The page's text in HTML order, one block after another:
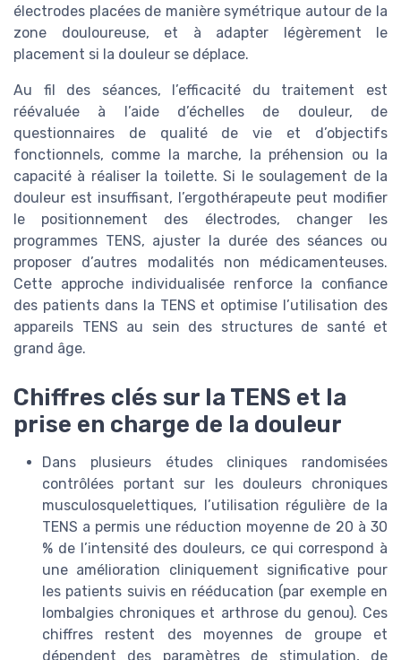
électrodes placées de manière symétrique autour de la
zone douloureuse, et à adapter légèrement le
placement si la douleur se déplace.
Au fil des séances, l’efficacité du traitement est
réévaluée à l’aide d’échelles de douleur, de
questionnaires de qualité de vie et d’objectifs
fonctionnels, comme la marche, la préhension ou la
capacité à réaliser la toilette. Si le soulagement de la
douleur est insuffisant, l’ergothérapeute peut modifier
le positionnement des électrodes, changer les
programmes TENS, ajuster la durée des séances ou
proposer d’autres modalités non médicamenteuses.
Cette approche individualisée renforce la confiance
des patients dans la TENS et optimise l’utilisation des
appareils TENS au sein des structures de santé et
grand âge.
Chiffres clés sur la TENS et la
prise en charge de la douleur
Dans plusieurs études cliniques randomisées
contrôlées portant sur les douleurs chroniques
musculosquelettiques, l’utilisation régulière de la
TENS a permis une réduction moyenne de 20 à 30
% de l’intensité des douleurs, ce qui correspond à
une amélioration cliniquement significative pour
les patients suivis en rééducation (par exemple en
lombalgies chroniques et arthrose du genou). Ces
chiffres restent des moyennes de groupe et
dépendent des paramètres de stimulation, de